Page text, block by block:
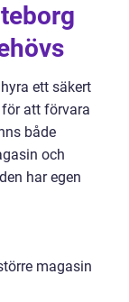
ett säkert
att förvara
både
och
har egen
magasin